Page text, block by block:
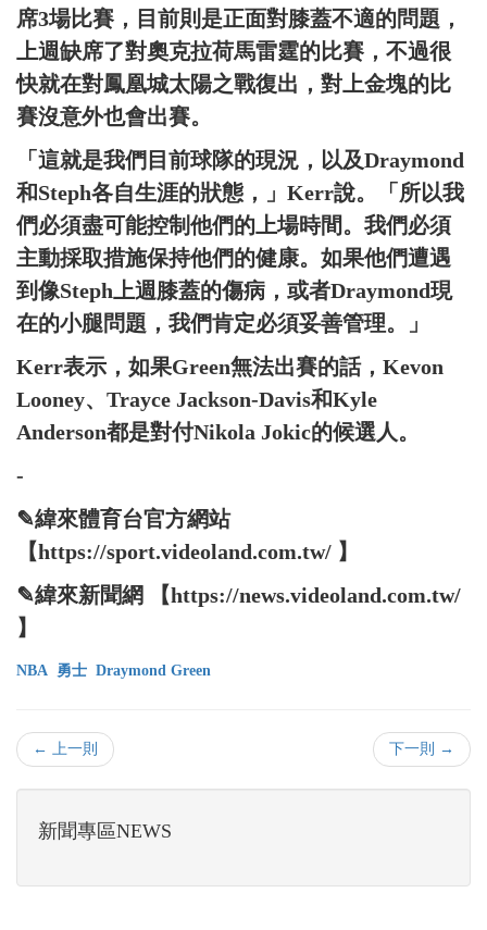
席3場比賽，目前則是正面對膝蓋不適的問題，
上週缺席了對奧克拉荷馬雷霆的比賽，不過很
快就在對鳳凰城太陽之戰復出，對上金塊的比
賽沒意外也會出賽。
「這就是我們目前球隊的現況，以及Draymond
和Steph各自生涯的狀態，」Kerr說。「所以我
們必須盡可能控制他們的上場時間。我們必須
主動採取措施保持他們的健康。如果他們遭遇
到像Steph上週膝蓋的傷病，或者Draymond現
在的小腿問題，我們肯定必須妥善管理。」
Kerr表示，如果Green無法出賽的話，Kevon
Looney、Trayce Jackson-Davis和Kyle
Anderson都是對付Nikola Jokic的候選人。
-
✎緯來體育台官方網站
【https://sport.videoland.com.tw/ 】
✎緯來新聞網 【https://news.videoland.com.tw/
】
NBA 勇士 Draymond Green
← 上一則 下一則 →
新聞專區NEWS